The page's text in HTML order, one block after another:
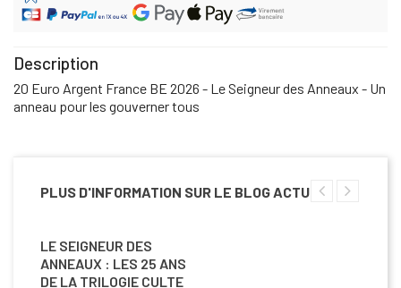
Description
20 Euro Argent France BE 2026 - Le Seigneur des Anneaux - Un
anneau pour les gouverner tous
PLUS D'INFORMATION SUR LE BLOG ACTU
LE SEIGNEUR DES
ANNEAUX : LES 25 ANS
DE LA TRILOGIE CULTE